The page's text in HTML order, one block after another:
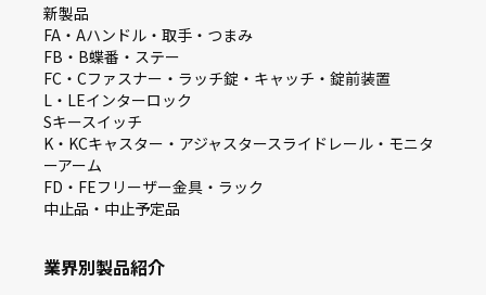
新製品
FA・Aハンドル・取手・つまみ
FB・B蝶番・ステー
FC・Cファスナー・ラッチ錠・キャッチ・錠前装置
L・LEインターロック
Sキースイッチ
K・KCキャスター・アジャスタースライドレール・モニタ
ーアーム
FD・FEフリーザー金具・ラック
中止品・中止予定品
業界別製品紹介